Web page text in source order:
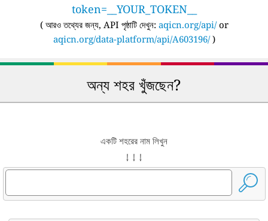
token=__YOUR_TOKEN__
( আরও তথ্যের জন্য, API পৃষ্ঠাটি দেখুন: aqicn.org/api/or
aqicn.org/data-platform/api/A603196/)
অন্য শহর খুঁজছেন?
একটি শহরের নাম লিখুন
↓ ↓ ↓